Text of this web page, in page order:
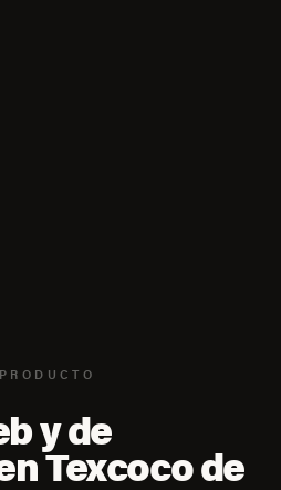
y de
Texcoco de